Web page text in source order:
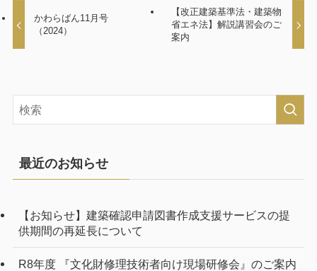
かわらばん11月号
（2024）
【改正建築基準法・建築物
省エネ法】解説講習会のご
案内
最近のお知らせ
【お知らせ】建築確認申請図書作成支援サービスの提
供期間の再延長について
R8年度 『文化財修理技術者向け現場研修会』のご案内